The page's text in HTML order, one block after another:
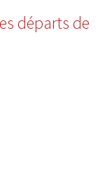
départs de